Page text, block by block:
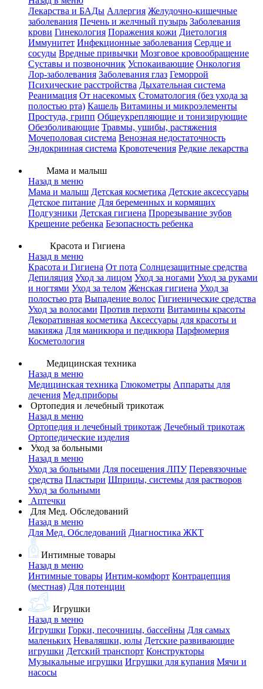
Лекарства и БАДы Аллергия Желудочно-кишечные
заболевания Печень и желчный пузырь Заболевания
крови Гинекология Поражения кожи Диетология
Иммунитет Инфекционные заболевания Сердце и
сосуды Вредные привычки Мозговое кровообращение
Суставы и позвоночник Успокаивающие Онкология
Лор-заболевания Заболевания глаз Геморрой
Психические расстройства Дыхательная система
Реанимация От насекомых Стоматология (без ухода за
полостью рта) Кашель Витамины и микроэлементы
Простуда, грипп Общеукрепляющие и тонизирующие
Обезболивающие Травмы, ушибы, растяжения
Мочеполовая система Венозная недостаточность
Эндокринная система Кровотечения Редкие лекарства
Мама и малыш
Назад в меню
Мама и малыш Детская косметика Детские аксессуары
Детское питание Для беременных и кормящих
Подгузники Детская гигиена Прорезывание зубов
Крещение ребенка Безопасность ребенка
Красота и Гигиена
Назад в меню
Красота и Гигиена От пота Солнцезащитные средства
Депиляция Уход за лицом Уход за ногами Уход за руками
и ногтями Уход за телом Женская гигиена Уход за
полостью рта Выпадение волос Гигиенические средства
Уход за волосами Против перхоти Витамины красоты
Декоративная косметика Аксессуары для красоты и
макияжа Для маникюра и педикюра Парфюмерия
Косметология
Медицинская техника
Назад в меню
Медицинская техника Глюкометры Аппараты для
лечения Мед.приборы
Ортопедия и лечебный трикотаж
Назад в меню
Ортопедия и лечебный трикотаж Лечебный трикотаж
Ортопедические изделия
Уход за больными
Назад в меню
Уход за больными Для посещения ЛПУ Перевязочные
средства Пластыри Шприцы, системы для растворов
Уход за больными
Аптечки
Для Мед. Обследований
Назад в меню
Для Мед. Обследований Диагностика ЖКТ
Интимные товары
Назад в меню
Интимные товары Интим-комфорт Контрацепция
(местная) Для потенции
Игрушки
Назад в меню
Игрушки Горки, песочницы, бассейны Для самых
маленьких Неваляшки, юлы Детские развивающие
игрушки Детский транспорт Конструкторы
Музыкальные игрушки Игрушки для купания Мячи и
насосы